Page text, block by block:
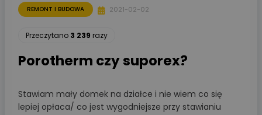
REMONT I BUDOWA 2021-02-02
Przeczytano 3 239 razy
Porotherm czy suporex?
Stawiam mały domek na działce i nie wiem co się
lepiej opłaca/ co jest wygodniejsze przy stawianiu